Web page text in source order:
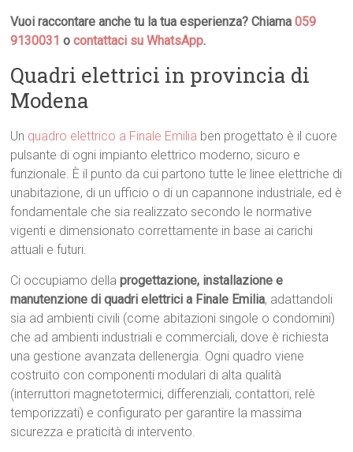
Vuoi raccontare anche tu la tua esperienza? Chiama059
9130031 ocontattaci su WhatsApp.
Quadri elettrici in provincia di
Modena
Un quadro elettrico a Finale Emilia ben progettato è il cuore
pulsante di ogni impianto elettrico moderno, sicuro e
funzionale. È il punto da cui partono tutte le linee elettriche di
unabitazione, di un ufficio o di un capannone industriale, ed è
fondamentale che sia realizzato secondo le normative
vigenti e dimensionato correttamente in base ai carichi
attuali e futuri.
Ci occupiamo dellaprogettazione, installazione e
manutenzione di quadri elettrici a Finale Emilia, adattandoli
sia ad ambienti civili (come abitazioni singole o condomini)
che ad ambienti industriali e commerciali, dove è richiesta
una gestione avanzata dellenergia. Ogni quadro viene
costruito con componenti modulari di alta qualità
(interruttori magnetotermici, differenziali, contattori, relè
temporizzati) e configurato per garantire la massima
sicurezza e praticità di intervento.